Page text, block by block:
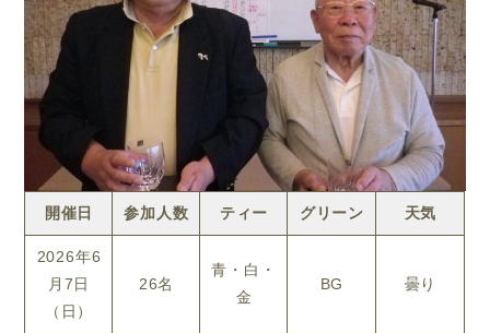
開催日 参加人数 ティー グリーン 天気
2026年6
月7日
（日）
26名
青・白・
金
BG 曇り